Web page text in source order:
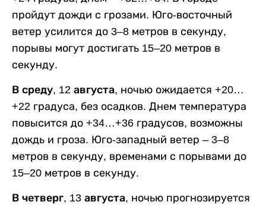
пройдут дожди с грозами. Юго-восточный
ветер усилится до 3–8 метров в секунду,
порывы могут достигать 15–20 метров в
секунду.
В среду, 12 августа, ночью ожидается +20…
+22 градуса, без осадков. Днем температура
повысится до +34…+36 градусов, возможны
дождь и гроза. Юго-западный ветер – 3–8
метров в секунду, временами с порывами до
15–20 метров в секунду.
В четверг, 13 августа, ночью прогнозируется